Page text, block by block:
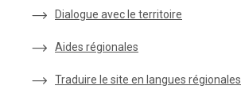
Dialogue avec le territoire
Aides régionales
Traduire le site en langues régionales